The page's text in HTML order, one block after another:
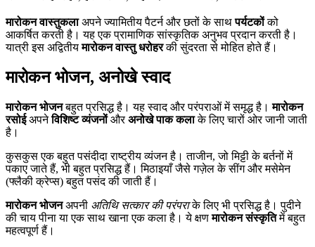
मारोकन वास्तुकलाअपने ज्यामितीय पैटर्न और छतों के साथपर्यटकोंको
आकर्षित करती है। यह एक प्रामाणिक सांस्कृतिक अनुभव प्रदान करती है।
यात्री इस अद्वितीयमारोकन वास्तु धरोहरकी सुंदरता से मोहित होते हैं।
मारोकन भोजन, अनोखे स्वाद
मारोकन भोजनबहुत प्रसिद्ध है। यह स्वाद और परंपराओं में समृद्ध है।मारोकन
रसोईअपनेविशिष्ट व्यंजनोंऔरअनोखे पाक कलाके लिए चारों ओर जानी जाती
है।
कुसकुस एक बहुत पसंदीदा राष्ट्रीय व्यंजन है। ताजीन, जो मिट्टी के बर्तनों में
पकाए जाते हैं, भी बहुत प्रसिद्ध हैं। मिठाइयाँ जैसे गज़ेल के सींग और मसेमेन
(फ्लैकी क्रेप्स) बहुत पसंद की जाती हैं।
मारोकन भोजनअपनी अतिथि सत्कार की परंपराके लिए भी प्रसिद्ध है। पुदीने
की चाय पीना या एक साथ खाना एक कला है। ये क्षणमारोकन संस्कृतिमें बहुत
महत्वपूर्ण हैं।